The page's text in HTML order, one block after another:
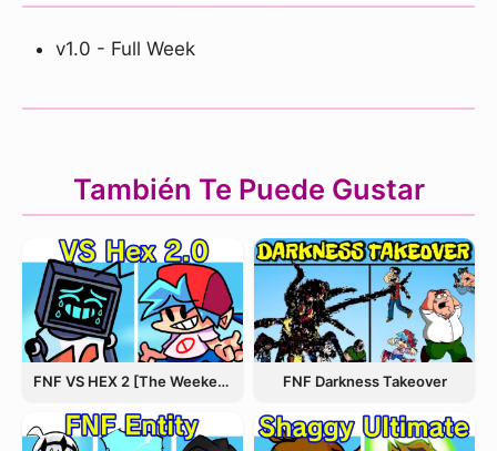
v1.0 - Full Week
También Te Puede Gustar
FNF VS HEX 2 [The Weekend Update] FNF Darkness Takeover